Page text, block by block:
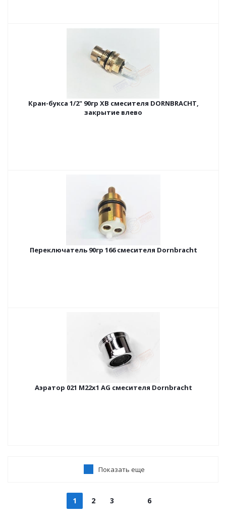
Кран-букса 1/2" 90гр ХВ смесителя DORNBRACHT,
закрытие влево
Переключатель 90гр 166 смесителя Dornbracht
Аэратор 021 М22х1 AG смесителя Dornbracht
Показать еще
1 2 3 6